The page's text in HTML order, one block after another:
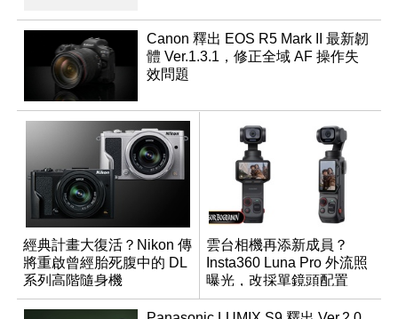
Canon 釋出 EOS R5 Mark II 最新韌
體 Ver.1.3.1，修正全域 AF 操作失
效問題
經典計畫大復活？Nikon 傳
將重啟曾經胎死腹中的 DL
系列高階隨身機
雲台相機再添新成員？
Insta360 Luna Pro 外流照
曝光，改採單鏡頭配置